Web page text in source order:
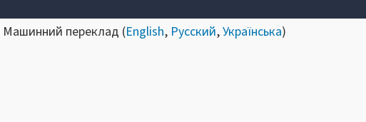
переклад (English, Русский,Українська)